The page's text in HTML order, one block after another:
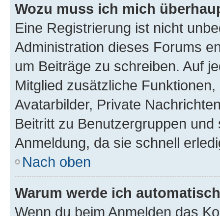
Wozu muss ich mich
Eine Registrierung ist nicht
Administration dieses Forums
um Beiträge zu schreiben. Auf
Mitglied zusätzliche
Avatarbilder, Private
Beitritt zu Benutzergruppen
Anmeldung, da sie schnell
Nach oben
Warum werde ich
Wenn du beim Anmelden das